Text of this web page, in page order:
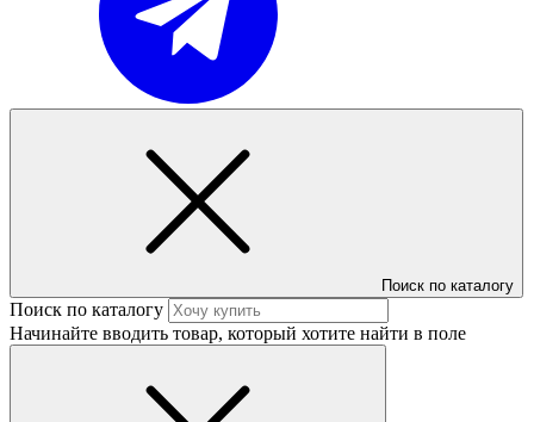
Поиск по каталогу
Поиск по каталогу
Начинайте вводить товар, который хотите найти в поле